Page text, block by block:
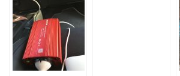
excellence
pour une
bonne détente